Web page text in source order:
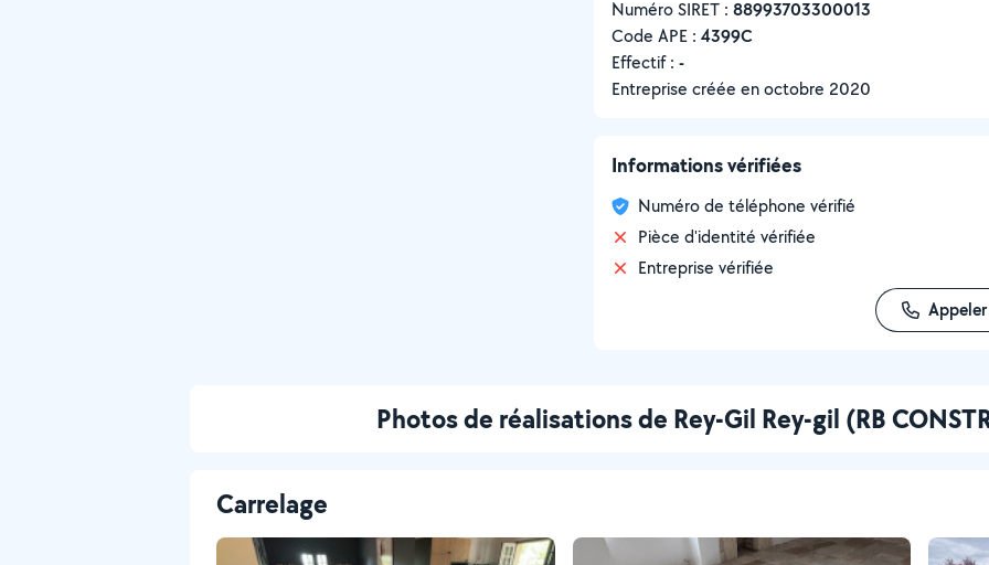
Numéro SIRET : ‍88993703300013
Code APE : 4399C
Effectif : -
Entreprise créée enoctobre 2020
Informations vérifiées
Numéro de téléphone vérifié
Pièce d'identité vérifiée
Entreprise vérifiée
Appeler
Photos de réalisations de Rey-Gil Rey-gil (RB
Carrelage